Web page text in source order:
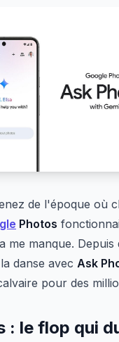
de l'époque où
Photos
me manque. Depuis
danse avec Ask
pour des
: le flop qui